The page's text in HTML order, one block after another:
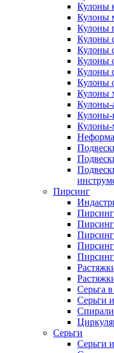
Кулоны
Кулоны
Кулоны
Кулоны
Кулоны
Кулоны
Кулоны
Кулоны
Кулоны
Кулоны-
Кулоны-
Кулоны-
Пирсинг
Пирсинг
Серьга
Серьги
Серьги
Серьги